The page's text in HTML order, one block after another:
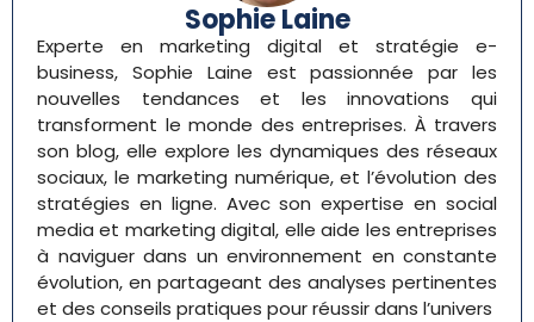
Sophie Laine
Experte en marketing digital et stratégie e-
business, Sophie Laine est passionnée par les
nouvelles tendances et les innovations qui
transforment le monde des entreprises. À travers
son blog, elle explore les dynamiques des réseaux
sociaux, le marketing numérique, et l’évolution des
stratégies en ligne. Avec son expertise en social
media et marketing digital, elle aide les entreprises
à naviguer dans un environnement en constante
évolution, en partageant des analyses pertinentes
et des conseils pratiques pour réussir dans l’univers